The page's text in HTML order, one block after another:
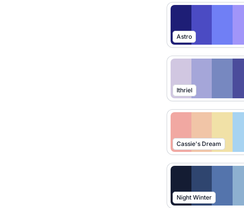
Astro
Ithriel
Cassie's Dream
Night Winter